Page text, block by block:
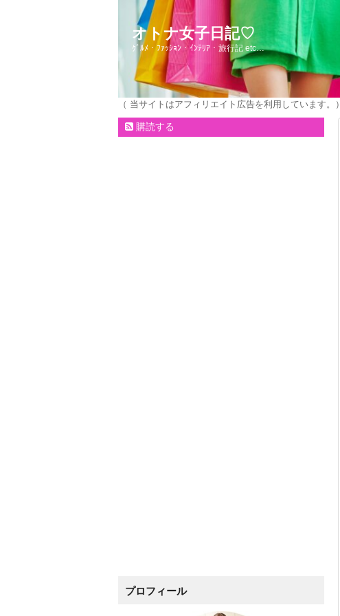
オトナ女子日記♡
ｸﾞﾙﾒ・ﾌｧｯｼｮﾝ・ｲﾝﾃﾘｱ・旅行記 etc…
（ 当サイトはアフィリエイト広告を利用しています。）
購読する
プロフィール